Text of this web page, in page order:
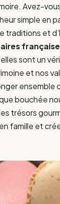
Avez-
simple en
traditions et
sont un
et nos
ensemble
bouchée
trésors
famille et